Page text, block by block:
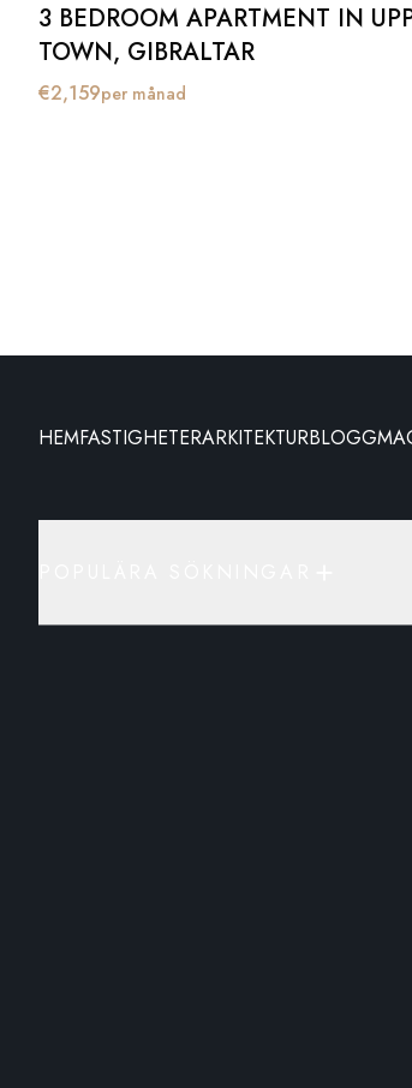
3 BEDROOM APARTMENT IN
TOWN, GIBRALTAR
€2,159per månad
HEMFASTIGHETERARKITEKTURBLOGG